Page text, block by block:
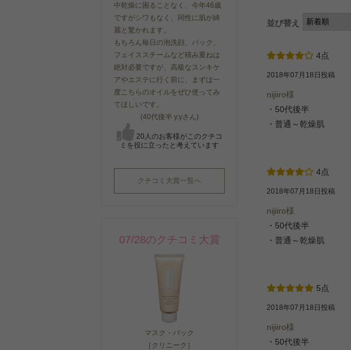
中乾燥に困ることなく、今年46歳
ですがシワもなく、同性に肌が綺
麗と驚かれます。
もちろん毎日の泡洗顔、パック、
フェイススチームなど積み重ねは
絶対必要ですが、高級なスンキケ
アやエステに行く前に、まずは一
度こちらのオイルをぜひ使ってみ
てほしいです。
(40代後半 y.yさん)
20人のお客様がこのクチコ
ミを役に立ったと考えています
クチコミ大賞一覧へ
07/28のクチコミ大賞
マスク・パック
［クリニーク］
並び替え
4点
2018年07月18日投稿
nijiiro様
・50代後半
・普通～乾燥肌
4点
2018年07月18日投稿
nijiiro様
・50代後半
・普通～乾燥肌
5点
2018年07月18日投稿
nijiiro様
・50代後半